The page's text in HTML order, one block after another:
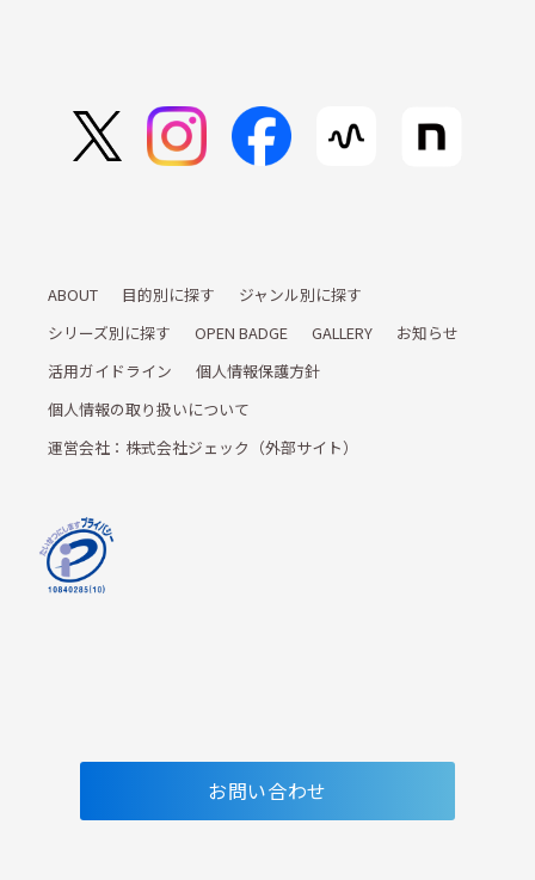
ABOUT 目的別に探す
ジャンル別に探す
シリーズ別に探す
OPEN BADGE GALLERY
お知らせ
活用ガイドライン
個人情報保護方針
個人情報の取り扱いについて
運営会社：株式会社ジェック（外部サイト）
お問い合わせ